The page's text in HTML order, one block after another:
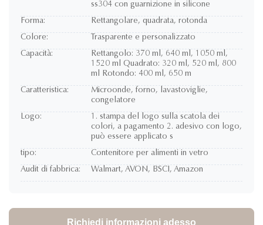
ss304 con guarnizione in silicone
Forma:
Rettangolare, quadrata, rotonda
Colore:
Trasparente e personalizzato
Capacità:
Rettangolo: 370 ml, 640 ml, 1050 ml,
1520 ml Quadrato: 320 ml, 520 ml, 800
ml Rotondo: 400 ml, 650 m
Caratteristica:
Microonde, forno, lavastoviglie,
congelatore
Logo:
1. stampa del logo sulla scatola dei
colori, a pagamento 2. adesivo con logo,
può essere applicato s
tipo:
Contenitore per alimenti in vetro
Audit di fabbrica:
Walmart, AVON, BSCI, Amazon
Richiedi informazioni adesso